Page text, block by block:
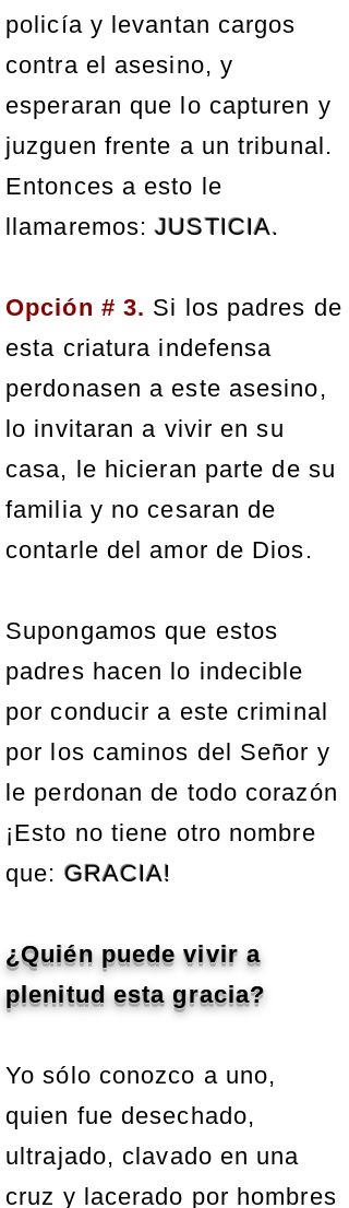
policía y levantan cargos
contra el asesino, y
esperaran que lo capturen y
juzguen frente a un tribunal.
Entonces a esto le
llamaremos:JUSTICIA.
Opción # 3. Si los padres de
esta criatura indefensa
perdonasen a este asesino,
lo invitaran a vivir en su
casa, le hicieran parte de su
familia y no cesaran de
contarle del amor de Dios.
Supongamos que estos
padres hacen lo indecible
por conducir a este criminal
por los caminos del Señor y
le perdonan de todo corazón
¡Esto no tiene otro nombre
que: GRACIA!
¿Quién puede vivir a
plenitud esta gracia?
Yo sólo conozco a uno,
quien fue desechado,
ultrajado, clavado en una
cruz y lacerado por hombres